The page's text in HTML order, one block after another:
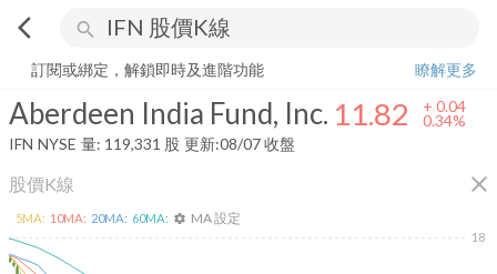
arrow_back_ios search
Aberdeen India Fund, Inc. 11.82
訂閱或綁定，解鎖即時及進階功能
瞭解更多
Aberdeen India Fund, Inc. 11.82 + 0.04
0.34%
IFN NYSE 量: 119,331 股 更新:08/07 收盤
股價K線 close
18
5MA: 10MA: 20MA: 60MA: settings MA 設定